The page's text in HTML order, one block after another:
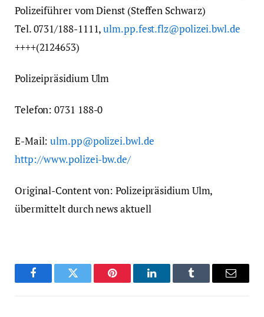
Polizeiführer vom Dienst (Steffen Schwarz)
Tel. 0731/188-1111,ulm.pp.fest.flz@polizei.bwl.de
++++(2124653)
Polizeipräsidium Ulm
Telefon: 0731 188-0
E-Mail:ulm.pp@polizei.bwl.de
http://www.polizei-bw.de/
Original-Content von: Polizeipräsidium Ulm,
übermittelt durch news aktuell
FacebookTwitter Pinterest LinkedInTumblr Email